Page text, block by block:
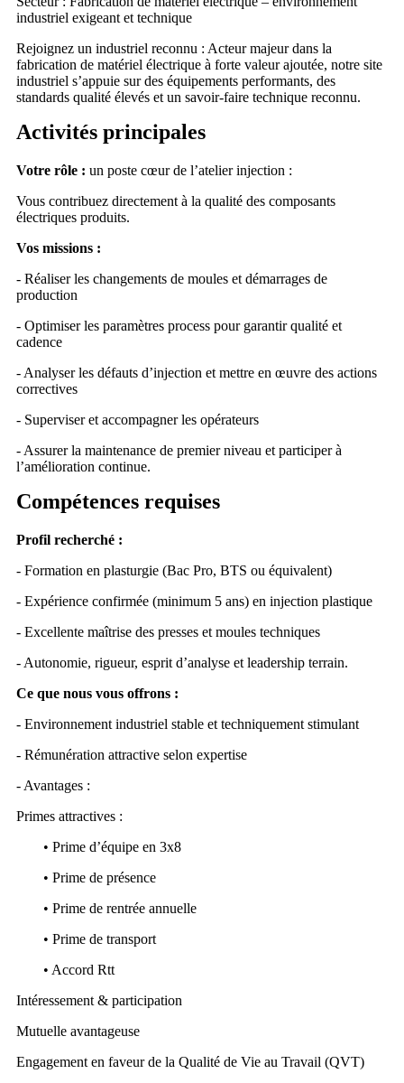
industriel exigeant et technique
Rejoignez un industriel reconnu : Acteur majeur dans la
fabrication de matériel électrique à forte valeur ajoutée, notre site
industriel s’appuie sur des équipements performants, des
standards qualité élevés et un savoir-faire technique reconnu.
Activités principales
Votre rôle : un poste cœur de l’atelier injection :
Vous contribuez directement à la qualité des composants
électriques produits.
Vos missions :
- Réaliser les changements de moules et démarrages de
production
- Optimiser les paramètres process pour garantir qualité et
cadence
- Analyser les défauts d’injection et mettre en œuvre des actions
correctives
- Superviser et accompagner les opérateurs
- Assurer la maintenance de premier niveau et participer à
l’amélioration continue.
Compétences requises
Profil recherché :
- Formation en plasturgie (Bac Pro, BTS ou équivalent)
- Expérience confirmée (minimum 5 ans) en injection plastique
- Excellente maîtrise des presses et moules techniques
- Autonomie, rigueur, esprit d’analyse et leadership terrain.
Ce que nous vous offrons :
- Environnement industriel stable et techniquement stimulant
- Rémunération attractive selon expertise
- Avantages :
Primes attractives :
• Prime d’équipe en 3x8
• Prime de présence
• Prime de rentrée annuelle
• Prime de transport
• Accord Rtt
Intéressement & participation
Mutuelle avantageuse
Engagement en faveur de la Qualité de Vie au Travail (QVT)